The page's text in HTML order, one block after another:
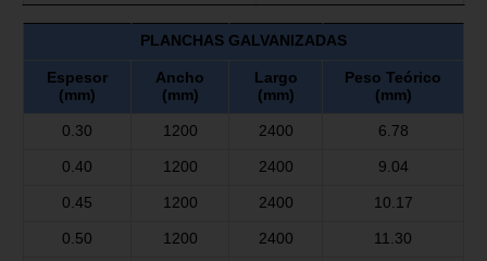
PLANCHAS GALVANIZADAS
Espesor
(mm)
Ancho
(mm)
Largo
(mm)
Peso Teórico
(mm)
0.30 1200 2400 6.78
0.40 1200 2400 9.04
0.45 1200 2400 10.17
0.50 1200 2400 11.30